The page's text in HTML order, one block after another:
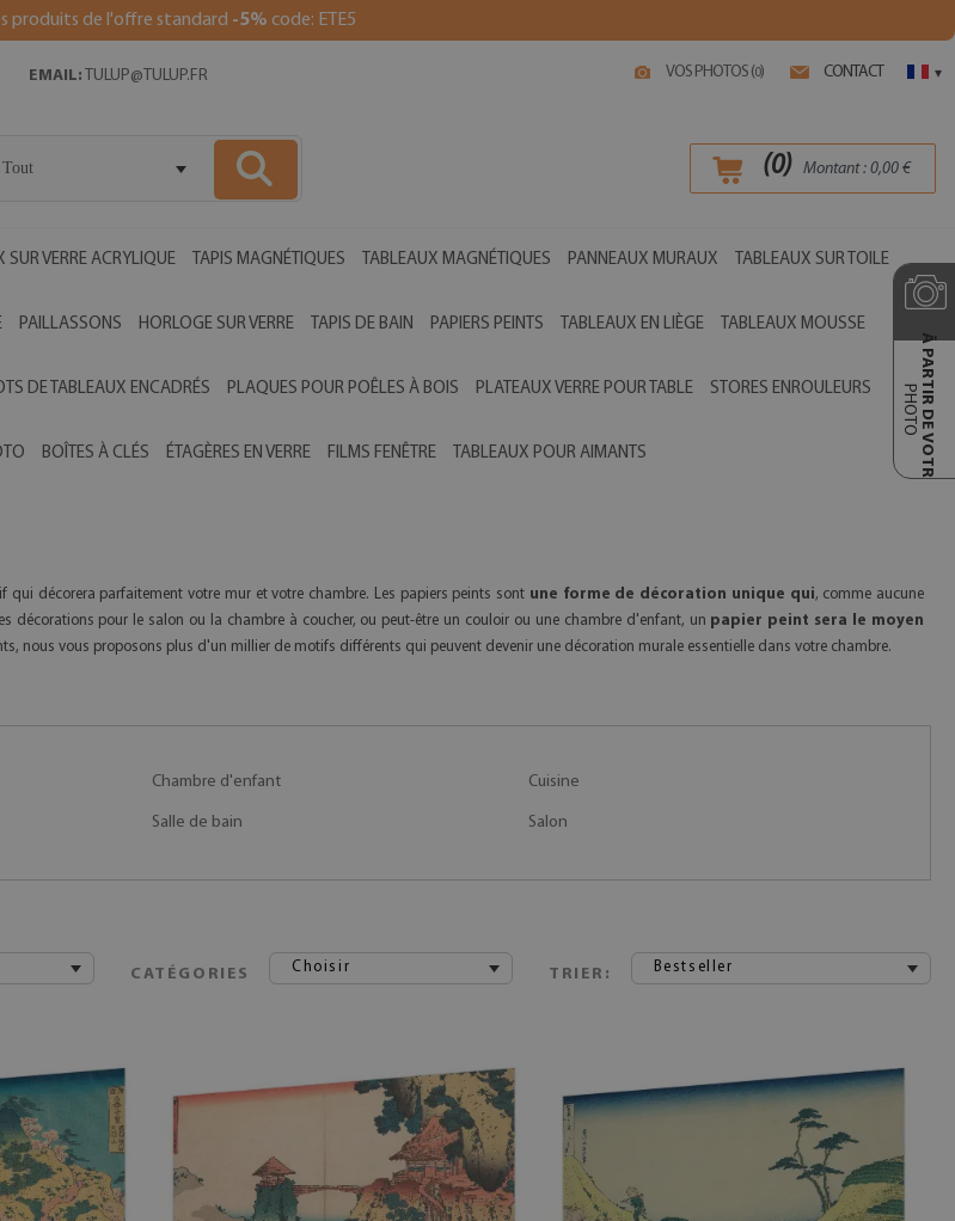
produits de l'offre standard -5% code: ETE5
VOS PHOTOS (0) CONTACT ▾
EMAIL: TULUP@TULUP.FR
Tout (0) Montant : 0,00 €
SUR VERRE ACRYLIQUE TAPIS MAGNÉTIQUES TABLEAUX MAGNÉTIQUES PANNEAUX MURAUX TABLEAUX SUR TOILE
PAILLASSONS HORLOGE SUR VERRE TAPIS DE BAIN PAPIERS PEINTS TABLEAUX EN LIÈGE TABLEAUX MOUSSE
DE TABLEAUX ENCADRÉS PLAQUES POUR POÊLES À BOIS PLATEAUX VERRE POUR TABLE STORES ENROULEURS
BOÎTES À CLÉS ÉTAGÈRES EN VERRE FILMS FENÊTRE TABLEAUX POUR AIMANTS Ā PARTIR DE VOTRE
PHOTO
décorera parfaitement votre mur et votre chambre. Les papiers peints sont une forme de décoration unique qui, comme aucune
décorations pour le salon ou la chambre à coucher, ou peut-être un couloir ou une chambre d'enfant, un papier peint sera le moyen
nous vous proposons plus d'un millier de motifs différents qui peuvent devenir une décoration murale essentielle dans votre chambre.
Chambre d'enfant Cuisine
Salle de bain Salon
CATÉGORIES Choisir TRIER: Bestseller